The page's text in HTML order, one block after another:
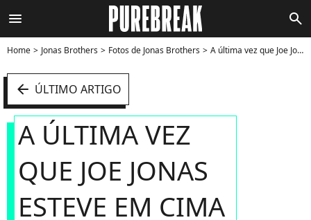
menu search
Home Jonas Brothers Fotos de Jonas Brothers A última vez que Joe Jonas esteve em cima dos palcos foi no dia 8 de outubro, em um show em St. Paul, Minnesota, nos Estados Unidos, onde se apresentou com os Jonas Brothers No dia seguinte, o grupo optou por cancelar toda a turnê - Foto
arrow_left ÚLTIMO ARTIGO
A ÚLTIMA VEZ
QUE JOE JONAS
ESTEVE EM CIMA